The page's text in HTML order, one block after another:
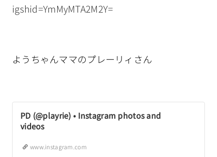
igshid=YmMyMTA2M2Y=
ようちゃんママのプレーリィさん
PD (@playrie) • Instagram photos and
videos
www.instagram.com